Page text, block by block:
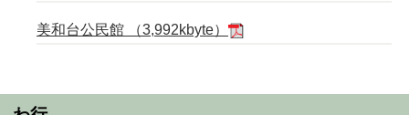
美和台公民館 （3,992kbyte）